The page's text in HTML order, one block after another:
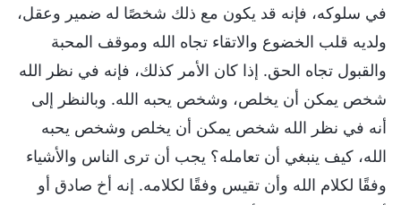
في سلوكه، فإنه قد يكون مع ذلك شخصًا له ضمير وعقل،
ولديه قلب الخضوع والاتقاء تجاه الله وموقف المحبة
والقبول تجاه الحق. إذا كان الأمر كذلك، فإنه في نظر الله
شخص يمكن أن يخلص، وشخص يحبه الله. وبالنظر إلى
أنه في نظر الله شخص يمكن أن يخلص وشخص يحبه
الله، كيف ينبغي أن تعامله؟ يجب أن ترى الناس والأشياء
وفقًا لكلام الله وأن تقيس وفقًا لكلامه. إنه أخ صادق أو